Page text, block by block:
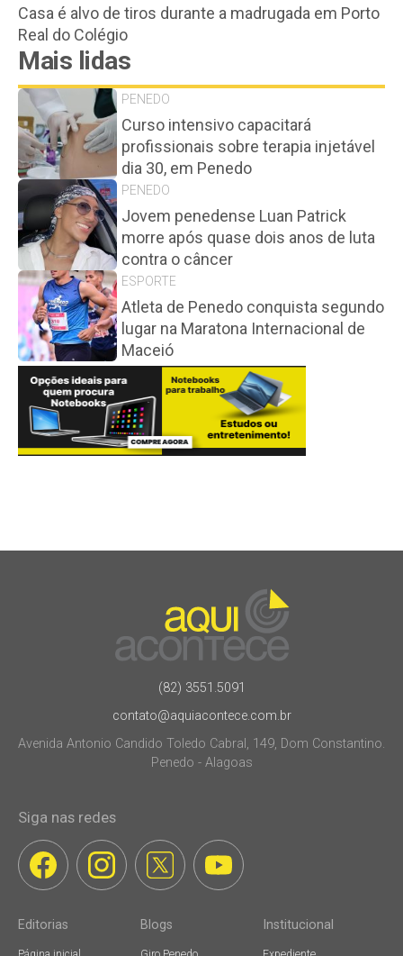
Casa é alvo de tiros durante a madrugada em Porto
Real do Colégio
Mais lidas
PENEDO
Curso intensivo capacitará
profissionais sobre terapia injetável
dia 30, em Penedo
PENEDO
Jovem penedense Luan Patrick
morre após quase dois anos de luta
contra o câncer
ESPORTE
Atleta de Penedo conquista segundo
lugar na Maratona Internacional de
Maceió
(82) 3551.5091
contato@aquiacontece.com.br
Avenida Antonio Candido Toledo Cabral, 149, Dom Constantino.
Penedo - Alagoas
Siga nas redes
Editorias Blogs Institucional